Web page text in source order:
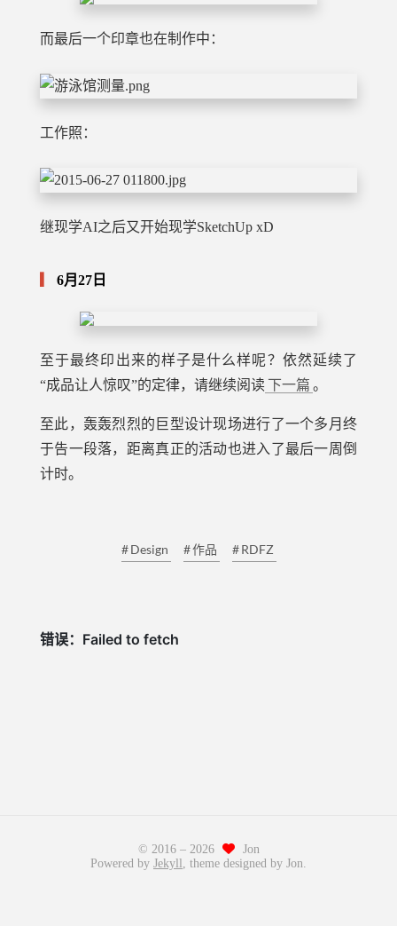
而最后一个印章也在制作中：
工作照：
继现学AI之后又开始现学SketchUp xD
6月27日
至于最终印出来的样子是什么样呢？依然延续了
“成品让人惊叹”的定律，请继续阅读 下一篇 。
至此，轰轰烈烈的巨型设计现场进行了一个多月终
于告一段落，距离真正的活动也进入了最后一周倒
计时。
Design 作品 RDFZ
© 2016 – 2026
Jon
Powered by Jekyll , theme designed by Jon.